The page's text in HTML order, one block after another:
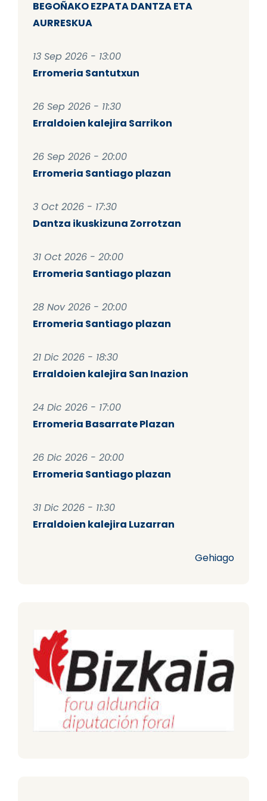
BEGOÑAKO EZPATA DANTZA ETA
AURRESKUA
13 Sep 2026 - 13:00
Erromeria Santutxun
26 Sep 2026 - 11:30
Erraldoien kalejira Sarrikon
26 Sep 2026 - 20:00
Erromeria Santiago plazan
3 Oct 2026 - 17:30
Dantza ikuskizuna Zorrotzan
31 Oct 2026 - 20:00
Erromeria Santiago plazan
28 Nov 2026 - 20:00
Erromeria Santiago plazan
21 Dic 2026 - 18:30
Erraldoien kalejira San Inazion
24 Dic 2026 - 17:00
Erromeria Basarrate Plazan
26 Dic 2026 - 20:00
Erromeria Santiago plazan
31 Dic 2026 - 11:30
Erraldoien kalejira Luzarran
Gehiago